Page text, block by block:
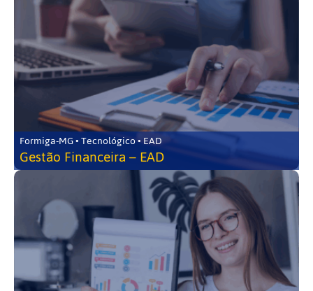
Formiga-MG • Tecnológico • EAD
Gestão Financeira – EAD